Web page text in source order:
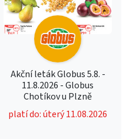
Akční leták Globus 5.8. -
11.8.2026 - Globus
Chotíkov u Plzně
platí do: úterý 11.08.2026